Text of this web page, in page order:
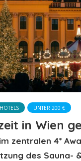
HOTELS UNTER 200 €
in Wien
zentralen 4*
des Sauna-